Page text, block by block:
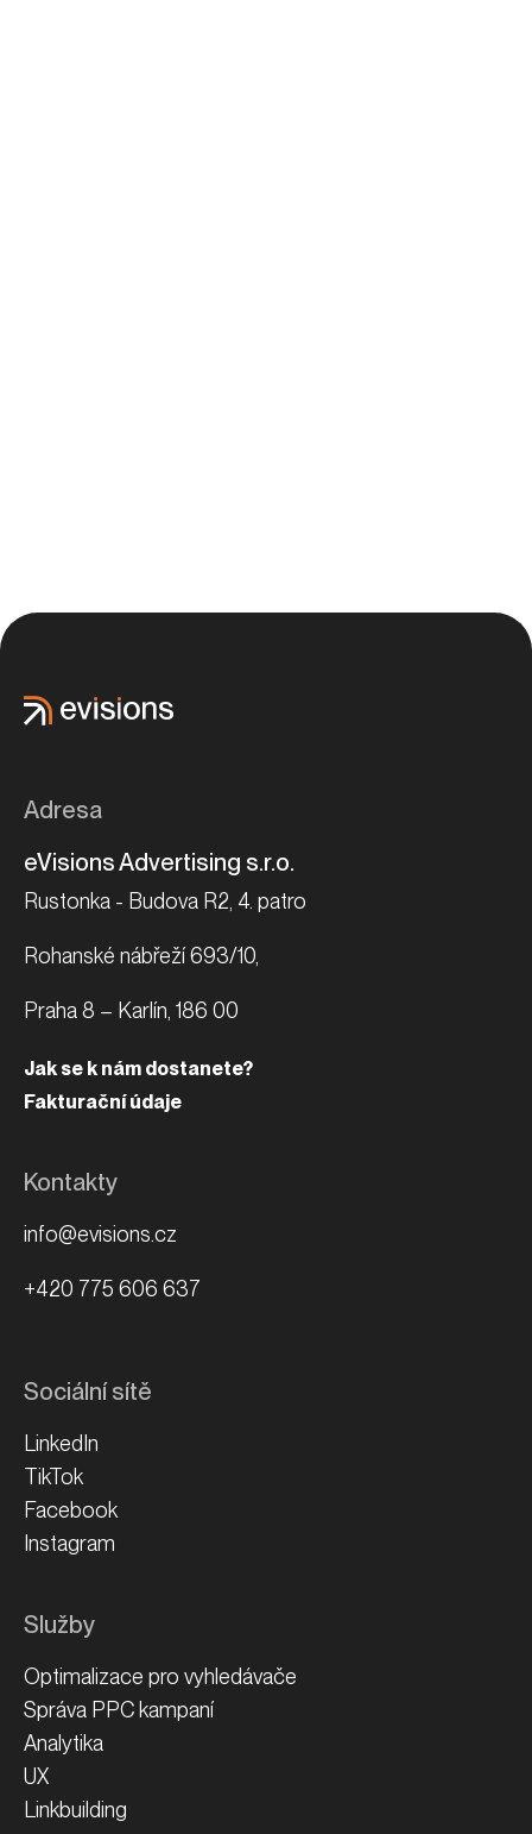
Adresa
eVisions Advertising s.r.o.
Rustonka - Budova R2, 4. patro
Rohanské nábřeží 693/10,
Praha 8 – Karlín, 186 00
Jak se k nám dostanete?
Fakturační údaje
Kontakty
info@evisions.cz
+420 775 606 637
Sociální sítě
LinkedIn
TikTok
Facebook
Instagram
Služby
Optimalizace pro vyhledávače
Správa PPC kampaní
Analytika
UX
Linkbuilding